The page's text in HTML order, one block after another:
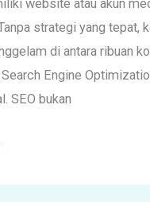
website atau akun
strategi yang tepat,
di antara ribuan
Engine
SEO bukan